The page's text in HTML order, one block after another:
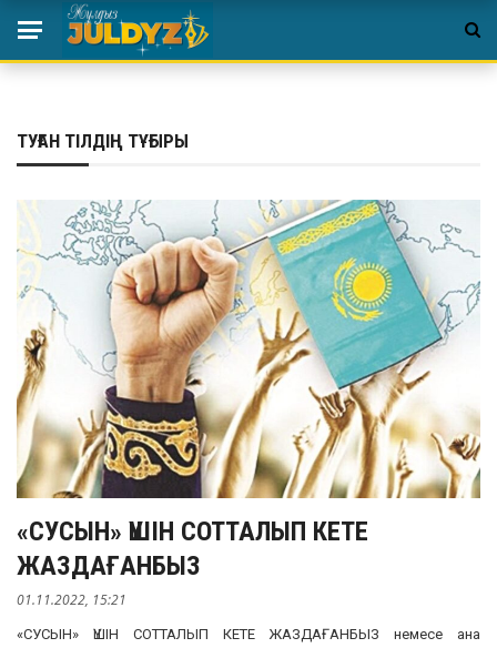
ТУҒАН ТІЛДІҢ ТҰҒЫРЫ
«СУСЫН» ҮШІН СОТТАЛЫП КЕТЕ
ЖАЗДАҒАНБЫЗ
01.11.2022, 15:21
«СУСЫН» ҮШІН СОТТАЛЫП КЕТЕ ЖАЗДАҒАНБЫЗ немесе ана